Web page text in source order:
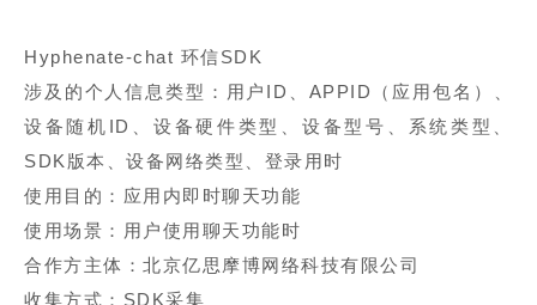
Hyphenate-chat 环信SDK
涉及的个人信息类型：用户ID、APPID（应用包名）、
设备随机ID、设备硬件类型、设备型号、系统类型、
SDK版本、设备网络类型、登录用时
使用目的：应用内即时聊天功能
使用场景：用户使用聊天功能时
合作方主体：北京亿思摩博网络科技有限公司
收集方式：SDK采集